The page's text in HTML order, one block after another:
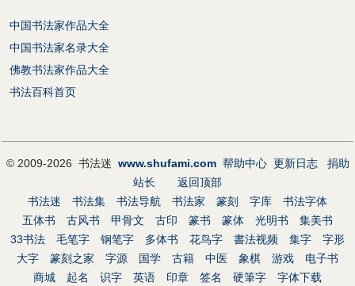
中国书法家作品大全
中国书法家名录大全
佛教书法家作品大全
书法百科首页
© 2009-2026 书法迷 www.shufami.com 帮助中心 更新日志
捐助
站长
返回顶部
书法迷
书法集 书法导航 书法家 篆刻 字库
书法字体
五体书
古风书 甲骨文 古印 篆书 篆体 光明书
集美书
33书法
毛笔字 钢笔字 多体书 花鸟字 書法视频 集字
字形
大字
篆刻之家 字源 国学 古籍 中医 象棋 游戏
电子书
商城
起名 识字 英语 印章 签名 硬筆字 字体下载